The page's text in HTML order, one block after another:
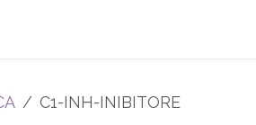
C1-INH-INIBITORE